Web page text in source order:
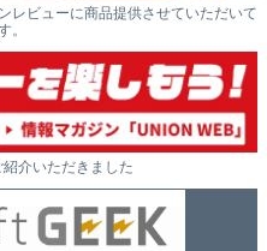
レビューに商品提供させていただいて
。
介いただきました